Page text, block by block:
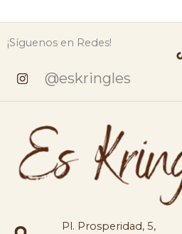
¡Síguenos en Redes!
@eskringles
Pl. Prosperidad, 5,